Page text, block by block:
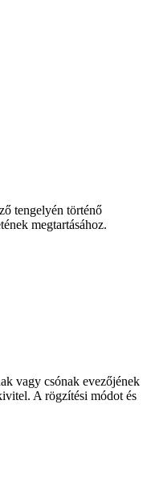
tengelyén történő
megtartásához.
vagy csónak evezőjének
A rögzítési módot és